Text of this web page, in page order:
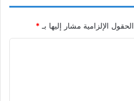
الحقول الإلزامية مشار إليها بـ *